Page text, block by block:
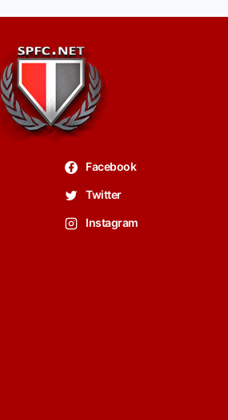
Facebook
Twitter
Instagram